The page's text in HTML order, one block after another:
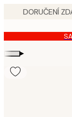
content.
▸